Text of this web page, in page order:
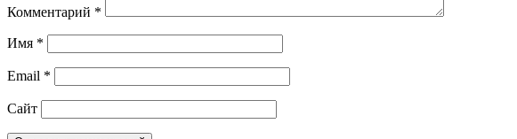
Комментарий *
Имя *
Email *
Сайт